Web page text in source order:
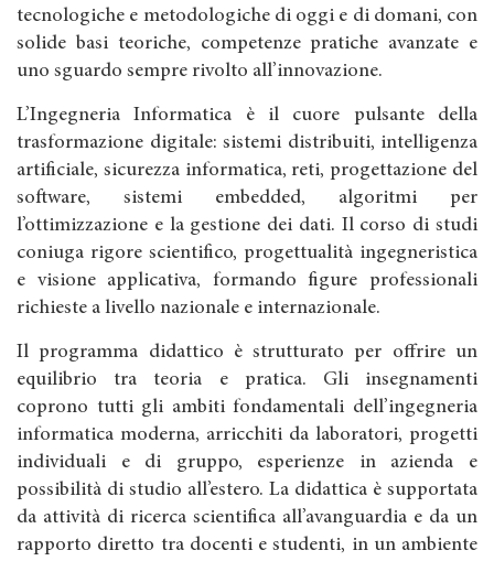
tecnologiche e metodologiche di oggi e di domani, con
solide basi teoriche, competenze pratiche avanzate e
uno sguardo sempre rivolto all’innovazione.
L’Ingegneria Informatica è il cuore pulsante della
trasformazione digitale: sistemi distribuiti, intelligenza
artificiale, sicurezza informatica, reti, progettazione del
software, sistemi embedded, algoritmi per
l’ottimizzazione e la gestione dei dati. Il corso di studi
coniuga rigore scientifico, progettualità ingegneristica
e visione applicativa, formando figure professionali
richieste a livello nazionale e internazionale.
Il programma didattico è strutturato per offrire un
equilibrio tra teoria e pratica. Gli insegnamenti
coprono tutti gli ambiti fondamentali dell’ingegneria
informatica moderna, arricchiti da laboratori, progetti
individuali e di gruppo, esperienze in azienda e
possibilità di studio all’estero. La didattica è supportata
da attività di ricerca scientifica all’avanguardia e da un
rapporto diretto tra docenti e studenti, in un ambiente